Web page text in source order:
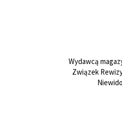
Wydawcą
Związek